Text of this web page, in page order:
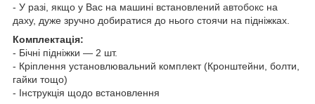
- У разі, якщо у Вас на машині встановлений автобокс на
даху, дуже зручно добиратися до нього стоячи на підніжках.
Комплектація:
- Бічні підніжки — 2 шт.
- Кріплення установлювальний комплект (Кронштейни, болти,
гайки тощо)
- Інструкція щодо встановлення